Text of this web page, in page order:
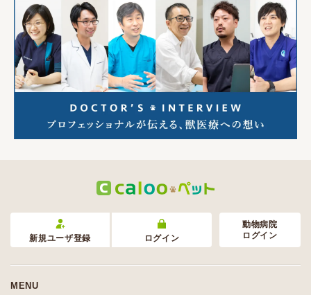
新規ユーザ登録 ログイン
動物病院
ログイン
MENU